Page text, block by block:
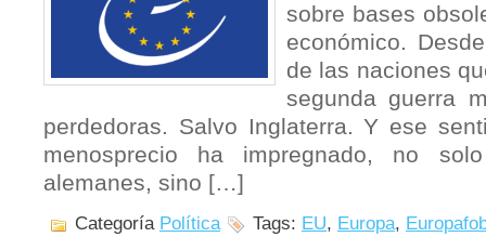
sobre bases
económico.
de las naciones
segunda guerra
perdedoras. Salvo Inglaterra. Y ese
menosprecio ha impregnado, no
alemanes, sino […]
Categoría Política Tags: EU, Europa,